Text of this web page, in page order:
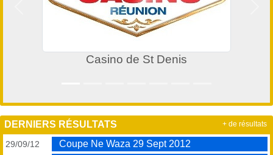
Casino de St Denis
DERNIERS RÉSULTATS
29/09/12 Coupe Ne Waza 29 Sept 2012
+ de résultats